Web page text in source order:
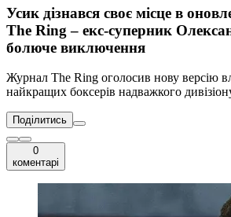
Усик дізнався своє місце в
The Ring – екс-суперник
болюче виключення
Журнал The Ring оголосив нову версію
найкращих боксерів надважкого
Поділитись
0
коментарі